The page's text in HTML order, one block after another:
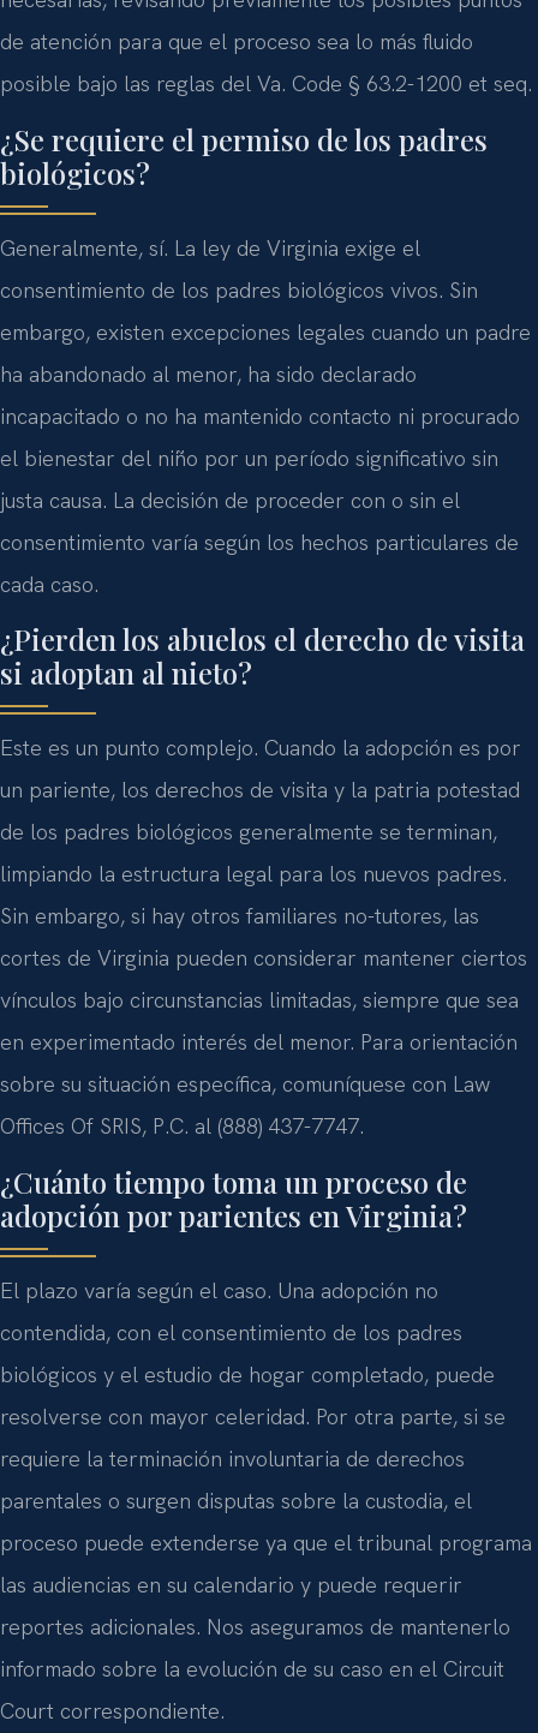
de atención para que el proceso sea lo más fluido
posible bajo las reglas del Va. Code § 63.2-1200 et seq.
¿Se requiere el permiso de los padres
biológicos?
Generalmente, sí. La ley de Virginia exige el
consentimiento de los padres biológicos vivos. Sin
embargo, existen excepciones legales cuando un padre
ha abandonado al menor, ha sido declarado
incapacitado o no ha mantenido contacto ni procurado
el bienestar del niño por un período significativo sin
justa causa. La decisión de proceder con o sin el
consentimiento varía según los hechos particulares de
cada caso.
¿Pierden los abuelos el derecho de visita
si adoptan al nieto?
Este es un punto complejo. Cuando la adopción es por
un pariente, los derechos de visita y la patria potestad
de los padres biológicos generalmente se terminan,
limpiando la estructura legal para los nuevos padres.
Sin embargo, si hay otros familiares no-tutores, las
cortes de Virginia pueden considerar mantener ciertos
vínculos bajo circunstancias limitadas, siempre que sea
en experimentado interés del menor. Para orientación
sobre su situación específica, comuníquese con Law
Offices Of SRIS, P.C. al (888) 437-7747.
¿Cuánto tiempo toma un proceso de
adopción por parientes en Virginia?
El plazo varía según el caso. Una adopción no
contendida, con el consentimiento de los padres
biológicos y el estudio de hogar completado, puede
resolverse con mayor celeridad. Por otra parte, si se
requiere la terminación involuntaria de derechos
parentales o surgen disputas sobre la custodia, el
proceso puede extenderse ya que el tribunal programa
las audiencias en su calendario y puede requerir
reportes adicionales. Nos aseguramos de mantenerlo
informado sobre la evolución de su caso en el Circuit
Court correspondiente.